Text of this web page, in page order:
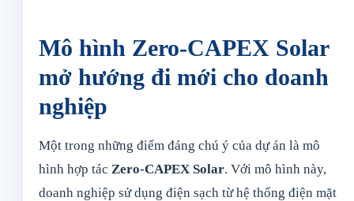
Mô hình Zero-CAPEX Solar
mở hướng đi mới cho doanh
nghiệp
Một trong những điểm đáng chú ý của dự án là mô
hình hợp tác Zero-CAPEX Solar. Với mô hình này,
doanh nghiệp sử dụng điện sạch từ hệ thống điện mặt